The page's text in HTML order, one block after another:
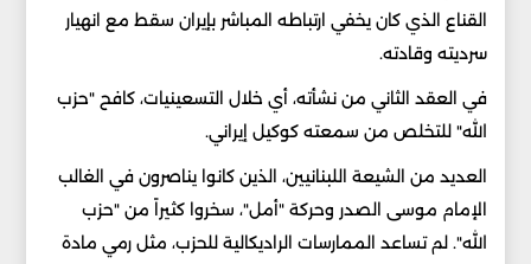
القناع الذي كان يخفي ارتباطه المباشر بإيران سقط مع انهيار
سرديته وقادته.
في العقد الثاني من نشأته، أي خلال التسعينيات، كافح "حزب
الله" للتخلص من سمعته كوكيل إيراني.
العديد من الشيعة اللبنانيين، الذين كانوا يناصرون في الغالب
الإمام موسى الصدر وحركة "أمل"، سخروا كثيراً من "حزب
الله". لم تساعد الممارسات الراديكالية للحزب، مثل رمي مادة